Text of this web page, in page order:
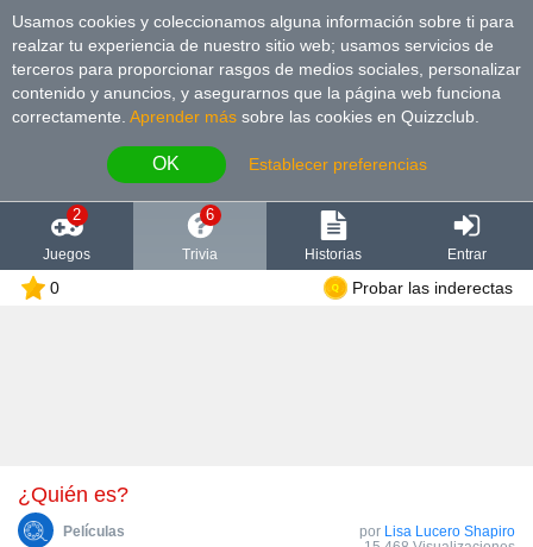
Usamos cookies y coleccionamos alguna información sobre ti para
realzar tu experiencia de nuestro sitio web; usamos servicios de
terceros para proporcionar rasgos de medios sociales, personalizar
contenido y anuncios, y asegurarnos que la página web funciona
correctamente. Aprender más sobre las cookies en Quizzclub.
OK Establecer preferencias
2
Juegos
6
Trivia Historias Entrar
0 Probar las inderectas
¿Quién es?
Películas por Lisa Lucero Shapiro